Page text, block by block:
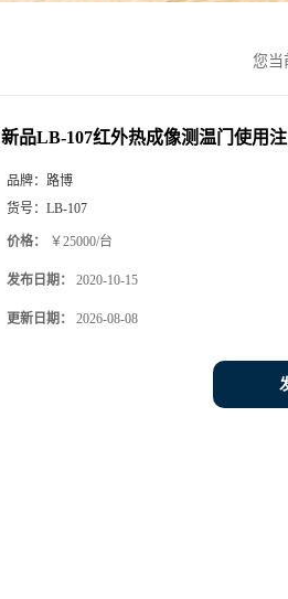
您当
新品LB-107红外热成像测温门使用
品牌： 路博
货号： LB-107
价格： ￥25000/台
发布日期： 2020-10-15
更新日期： 2026-08-08